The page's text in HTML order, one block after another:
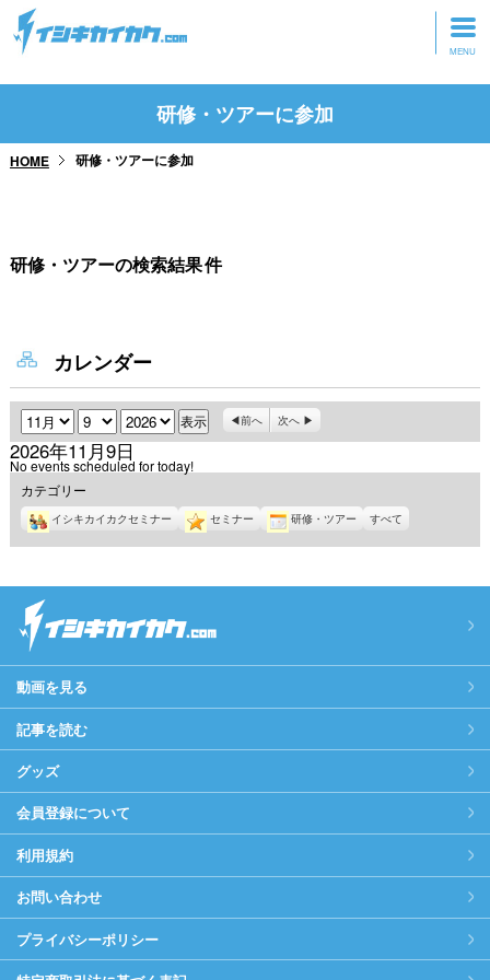
トップページ
研修・ツアーに参加
研修・ツアーに参加
HOME 研修・ツアーに参加
研修・ツアーの検索結果件
カレンダー
月 日 年 前へ 次へ
2026年11月9日
No events scheduled for today!
カテゴリー
イシキカイカクセミナー セミナー 研修・ツアー すべて
動画を見る
記事を読む
グッズ
会員登録について
利用規約
お問い合わせ
プライバシーポリシー